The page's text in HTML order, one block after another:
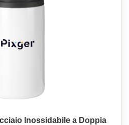
Inossidabile a Doppia